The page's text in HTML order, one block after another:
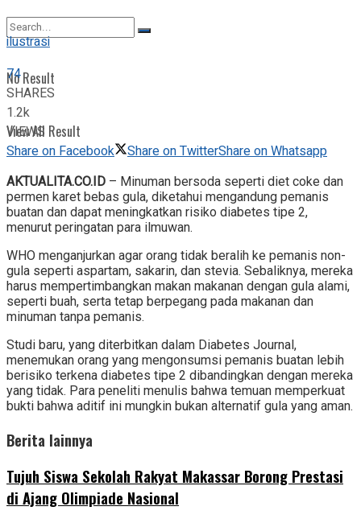
View All Result
No Result
View All Result
ilustrasi
74
SHARES
1.2k
VIEWS
Share on Facebook
Share on TwitterShare on Whatsapp
AKTUALITA.CO.ID – Minuman bersoda seperti diet coke dan
permen karet bebas gula, diketahui mengandung pemanis
buatan dan dapat meningkatkan risiko diabetes tipe 2,
menurut peringatan para ilmuwan.
WHO menganjurkan agar orang tidak beralih ke pemanis non-
gula seperti aspartam, sakarin, dan stevia. Sebaliknya, mereka
harus mempertimbangkan makan makanan dengan gula alami,
seperti buah, serta tetap berpegang pada makanan dan
minuman tanpa pemanis.
Studi baru, yang diterbitkan dalam Diabetes Journal,
menemukan orang yang mengonsumsi pemanis buatan lebih
berisiko terkena diabetes tipe 2 dibandingkan dengan mereka
yang tidak. Para peneliti menulis bahwa temuan memperkuat
bukti bahwa aditif ini mungkin bukan alternatif gula yang aman.
Berita lainnya
Tujuh Siswa Sekolah Rakyat Makassar Borong Prestasi
di Ajang Olimpiade Nasional